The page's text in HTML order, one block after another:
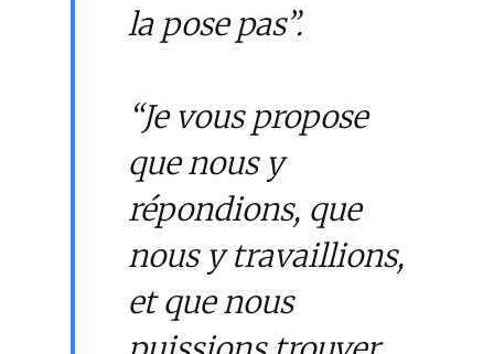
la pose pas”.
“Je vous propose
que nous y
répondions, que
nous y travaillions,
et que nous